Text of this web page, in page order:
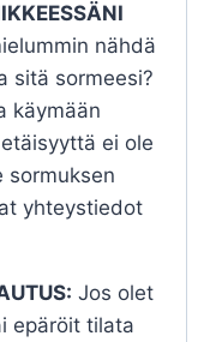
nähdä
sitä sormeesi?
käymään
ei ole
sormuksen
yhteystiedot
Jos olet
epäröit tilata